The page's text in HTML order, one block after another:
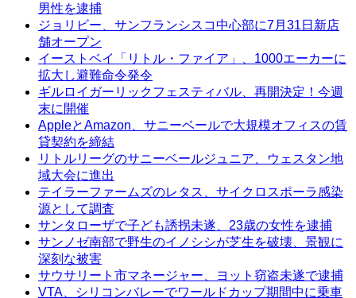
男性を逮捕
ジョリビー、サンフランシスコ中心部に7月31日新店
舗オープン
イーストベイ「リトル・ファイア」、1000エーカーに
拡大し避難命令発令
ギルロイガーリックフェスティバル、再開決定！今週
末に開催
AppleとAmazon、サニーベールで大規模オフィスの賃
貸契約を締結
リトルリーグのサニーベールジュニア、ウェスタン地
域大会に進出
テイラーファームズのレタス、サイクロスポーラ感染
源として調査
サンタローザで子ども誘拐未遂、23歳の女性を逮捕
サンノゼ南部で野生のイノシシが芝生を破壊、景観に
深刻な被害
サウサリート市マネージャー、ヨット窃盗未遂で逮捕
VTA、シリコンバレーでワールドカップ期間中に乗車